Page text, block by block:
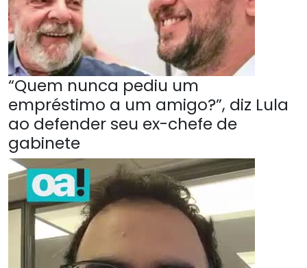
“Quem nunca pediu um
empréstimo a um amigo?”, diz Lula
ao defender seu ex-chefe de
gabinete